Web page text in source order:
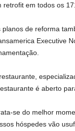
retrofit em todos os
planos de reforma
Executive
é aberto
se do melhor
hóspedes vão